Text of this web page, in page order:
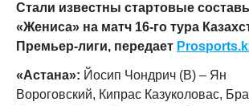
Стали известны стартовые
«Жениса» на матч 16-го тура
Премьер-лиги, передает
«Астана»: Йосип Чондрич (В) – Ян
Вороговский, Кипрас Казуколовас,